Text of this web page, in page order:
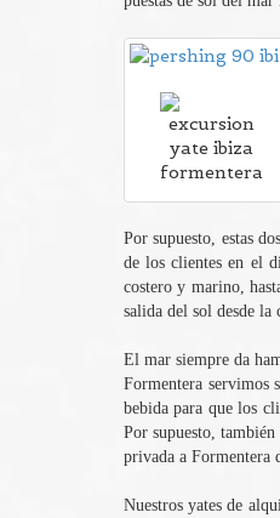
Por supuesto, estas
de los clientes en el
costero y marino,
salida del sol desde la
El mar siempre da
Formentera servimos
bebida para que los
Por supuesto,
privada a Formentera
Nuestros yates de